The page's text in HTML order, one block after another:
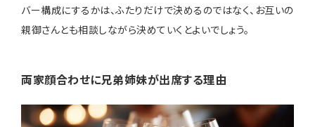
バー構成にするかは、ふたりだけで決めるのではなく、お互いの
親御さんとも相談しながら決めていくとよいでしょう。
両家顔合わせに兄弟姉妹が出席する理由